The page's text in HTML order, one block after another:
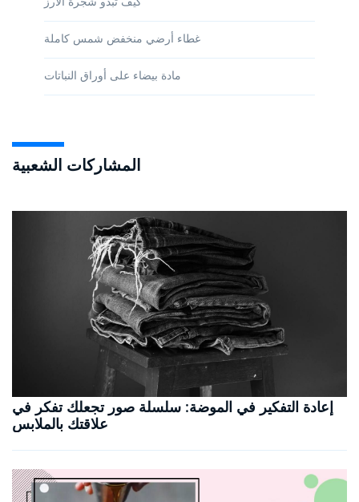
غطاء أرضي منخفض شمس كاملة
مادة بيضاء على أوراق النباتات
المشاركات الشعبية
إعادة التفكير في الموضة: سلسلة صور تجعلك تفكر في
علاقتك بالملابس